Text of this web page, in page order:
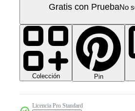
Gratis con PruebaNo
Colección Pin
Licencia Pro Standard